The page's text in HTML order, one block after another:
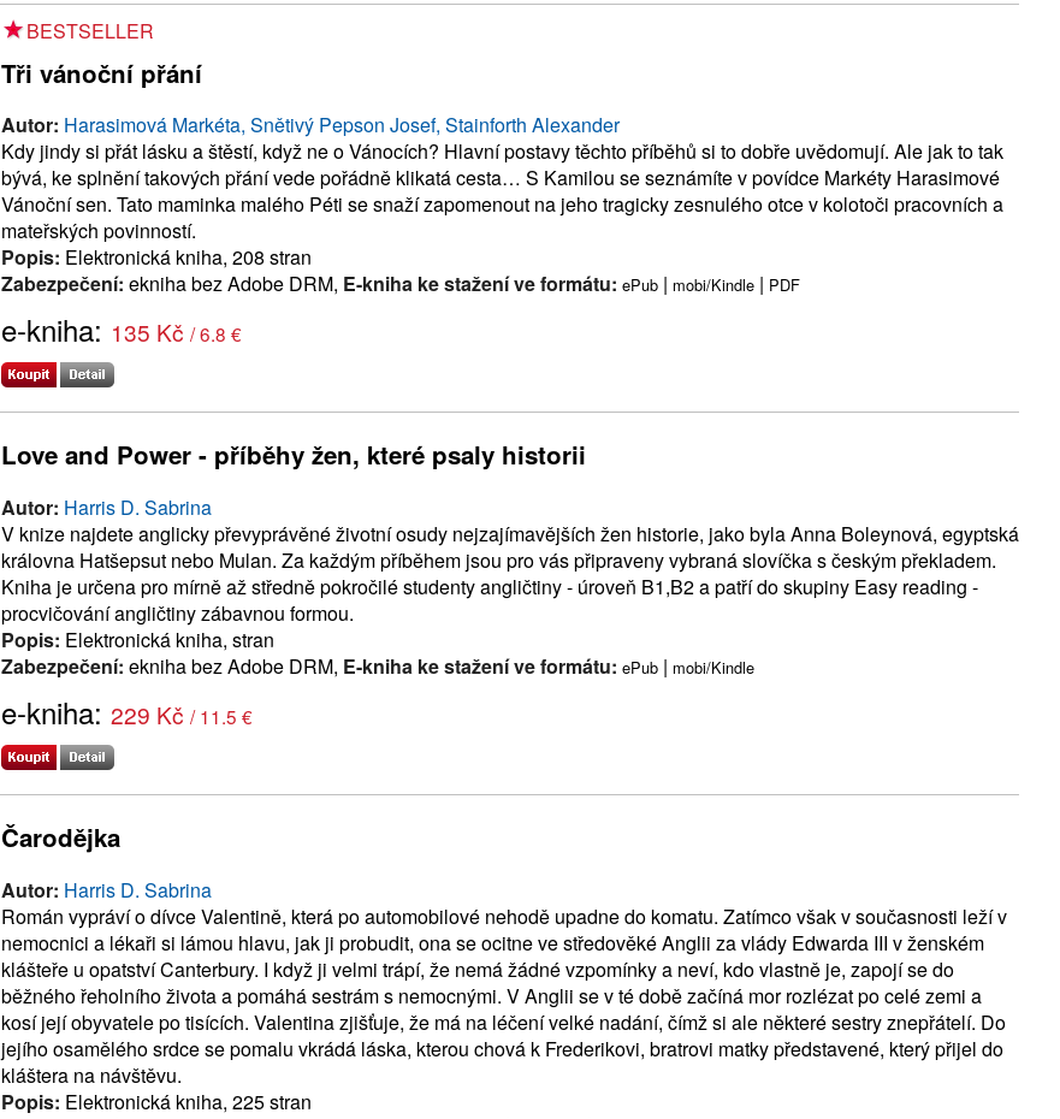
BESTSELLER
Tři vánoční přání
Autor: Harasimová Markéta, Snětivý Pepson Josef, Stainforth Alexander
Kdy jindy si přát lásku a štěstí, když ne o Vánocích? Hlavní postavy těchto příběhů si to dobře uvědomují. Ale jak to tak
bývá, ke splnění takových přání vede pořádně klikatá cesta… S Kamilou se seznámíte v povídce Markéty Harasimové
Vánoční sen. Tato maminka malého Péti se snaží zapomenout na jeho tragicky zesnulého otce v kolotoči pracovních a
mateřských povinností.
Popis: Elektronická kniha, 208 stran
Zabezpečení: ekniha bez Adobe DRM, E-kniha ke stažení ve formátu: ePub | mobi/Kindle | PDF
e-kniha: 135 Kč / 6.8 €
Love and Power - příběhy žen, které psaly historii
Autor: Harris D. Sabrina
V knize najdete anglicky převyprávěné životní osudy nejzajímavějších žen historie, jako byla Anna Boleynová, egyptská
královna Hatšepsut nebo Mulan. Za každým příběhem jsou pro vás připraveny vybraná slovíčka s českým překladem.
Kniha je určena pro mírně až středně pokročilé studenty angličtiny - úroveň B1,B2 a patří do skupiny Easy reading -
procvičování angličtiny zábavnou formou.
Popis: Elektronická kniha, stran
Zabezpečení: ekniha bez Adobe DRM, E-kniha ke stažení ve formátu: ePub | mobi/Kindle
e-kniha: 229 Kč / 11.5 €
Čarodějka
Autor: Harris D. Sabrina
Román vypráví o dívce Valentině, která po automobilové nehodě upadne do komatu. Zatímco však v současnosti leží v
nemocnici a lékaři si lámou hlavu, jak ji probudit, ona se ocitne ve středověké Anglii za vlády Edwarda III v ženském
klášteře u opatství Canterbury. I když ji velmi trápí, že nemá žádné vzpomínky a neví, kdo vlastně je, zapojí se do
běžného řeholního života a pomáhá sestrám s nemocnými. V Anglii se v té době začíná mor rozlézat po celé zemi a
kosí její obyvatele po tisících. Valentina zjišťuje, že má na léčení velké nadání, čímž si ale některé sestry znepřátelí. Do
jejího osamělého srdce se pomalu vkrádá láska, kterou chová k Frederikovi, bratrovi matky představené, který přijel do
kláštera na návštěvu.
Popis: Elektronická kniha, 225 stran